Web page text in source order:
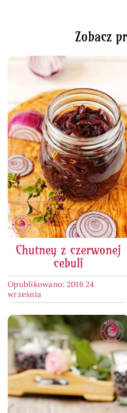
Zobacz
Chutney z czerwonej
cebuli
Opublikowano: 2016 24
września